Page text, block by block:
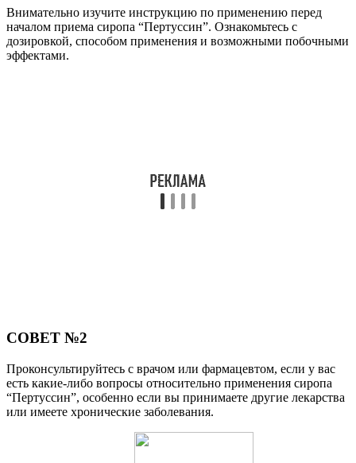
Внимательно изучите инструкцию по применению перед
началом приема сиропа “Пертуссин”. Ознакомьтесь с
дозировкой, способом применения и возможными побочными
эффектами.
СОВЕТ №2
Проконсультируйтесь с врачом или фармацевтом, если у вас
есть какие-либо вопросы относительно применения сиропа
“Пертуссин”, особенно если вы принимаете другие лекарства
или имеете хронические заболевания.